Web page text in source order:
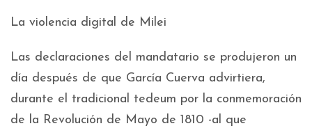
La violencia digital de Milei
Las declaraciones del mandatario se produjeron un
día después de que García Cuerva advirtiera,
durante el tradicional tedeum por la conmemoración
de la Revolución de Mayo de 1810 -al que